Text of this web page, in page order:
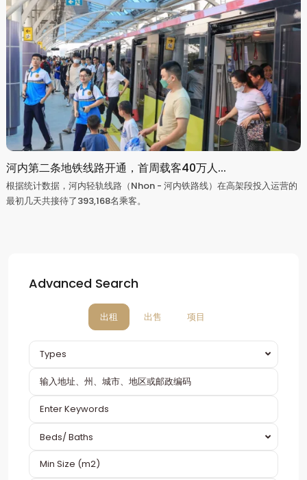
河内第二条地铁线路开通，首周载客40万人...
根据统计数据，河内轻轨线路（Nhon - 河内铁路线）在高架段投入运营的
最初几天共接待了393,168名乘客。
Advanced Search
出租 出售 项目
Types
Beds/ Baths